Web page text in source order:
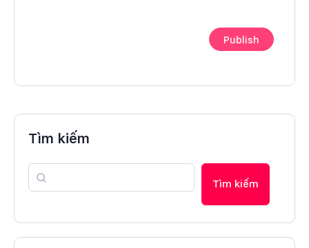
Tìm kiếm
Tìm kiếm